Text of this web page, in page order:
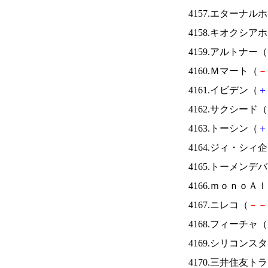
4157.エターナル
4158.キオクシア
4159.アルトナー（
4160.Ｍマート（ －
4161.イビデン（ ＋
4162.サクシード（
4163.トーシン（ ＋
4164.ジィ・シィ
4165.トーメンデ
4166.ｍｏｎｏＡ
4167.ニレコ（ － －
4168.フィーチャ（
4169.シリコンス
4170.三井住友ト